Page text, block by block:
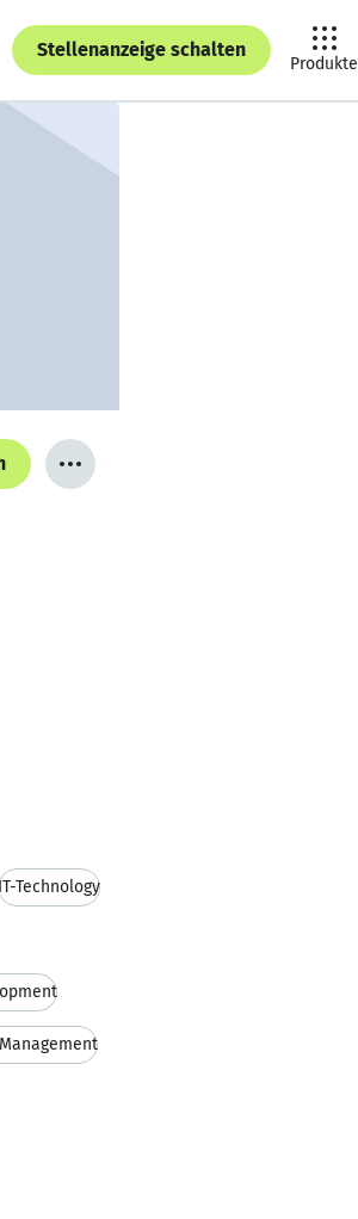
Stellenanzeige schalten
Produkte
Technology